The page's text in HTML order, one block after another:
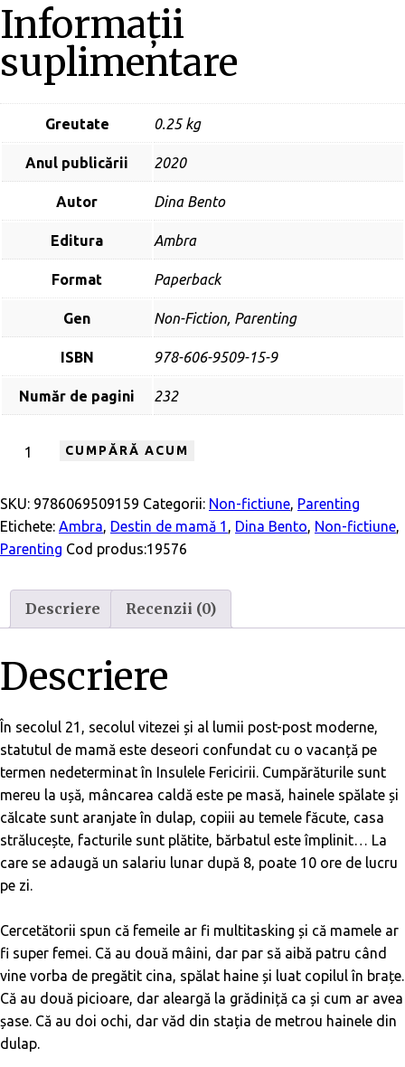
Informații
suplimentare
Greutate 0.25 kg
Anul publicării 2020
Autor Dina Bento
Editura Ambra
Format Paperback
Gen Non-Fiction, Parenting
ISBN 978-606-9509-15-9
Număr de pagini 232
CUMPĂRĂ ACUM
SKU: 9786069509159 Categorii: Non-fictiune, Parenting
Etichete: Ambra, Destin de mamă 1 , Dina Bento, Non-fictiune,
Parenting Cod produs:19576
Descriere Recenzii (0)
Descriere
În secolul 21, secolul vitezei și al lumii post-post moderne,
statutul de mamă este deseori confundat cu o vacanță pe
termen nedeterminat în Insulele Fericirii. Cumpărăturile sunt
mereu la ușă, mâncarea caldă este pe masă, hainele spălate și
călcate sunt aranjate în dulap, copiii au temele făcute, casa
strălucește, facturile sunt plătite, bărbatul este împlinit… La
care se adaugă un salariu lunar după 8, poate 10 ore de lucru
pe zi.
Cercetătorii spun că femeile ar fi multitasking și că mamele ar
fi super femei. Că au două mâini, dar par să aibă patru când
vine vorba de pregătit cina, spălat haine și luat copilul în brațe.
Că au două picioare, dar aleargă la grădiniță ca și cum ar avea
șase. Că au doi ochi, dar văd din stația de metrou hainele din
dulap.